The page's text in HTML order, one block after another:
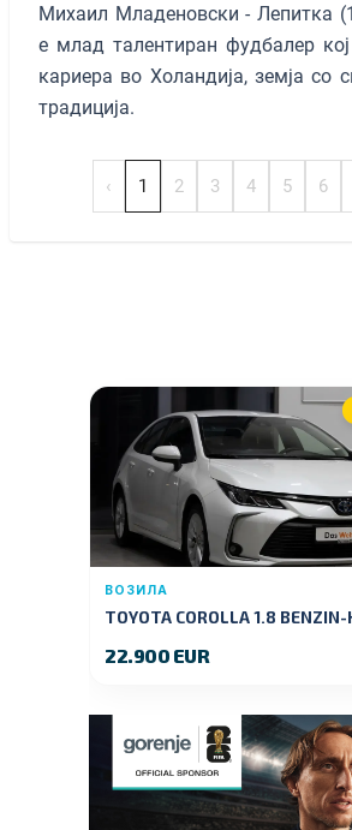
Михаил Младеновски - Лепитка
е млад талентиран фудбалер
кариера во Холандија, земја со
традиција.
‹ 1 2 3 4 5 6
ВОЗИЛА
TOYOTA COROLLA 1.8 BENZIN-
22.900 EUR